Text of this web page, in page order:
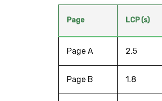
Page LCP (s)
Page A 2.5
Page B 1.8